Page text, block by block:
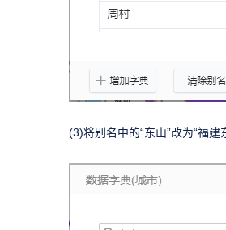
(3)将别名中的“东山”改为“福建